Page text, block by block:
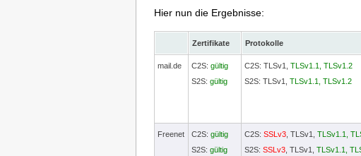
Hier nun die Ergebnisse:
Zertifikate Protokolle
mail.de C2S: gültig
S2S: gültig
C2S: TLSv1, TLSv1.1, TLSv1.2
S2S: TLSv1, TLSv1.1, TLSv1.2
Freenet C2S: gültig
S2S: gültig
C2S: SSLv3 , TLSv1, TLSv1.1,
S2S: SSLv3 , TLSv1, TLSv1.1,